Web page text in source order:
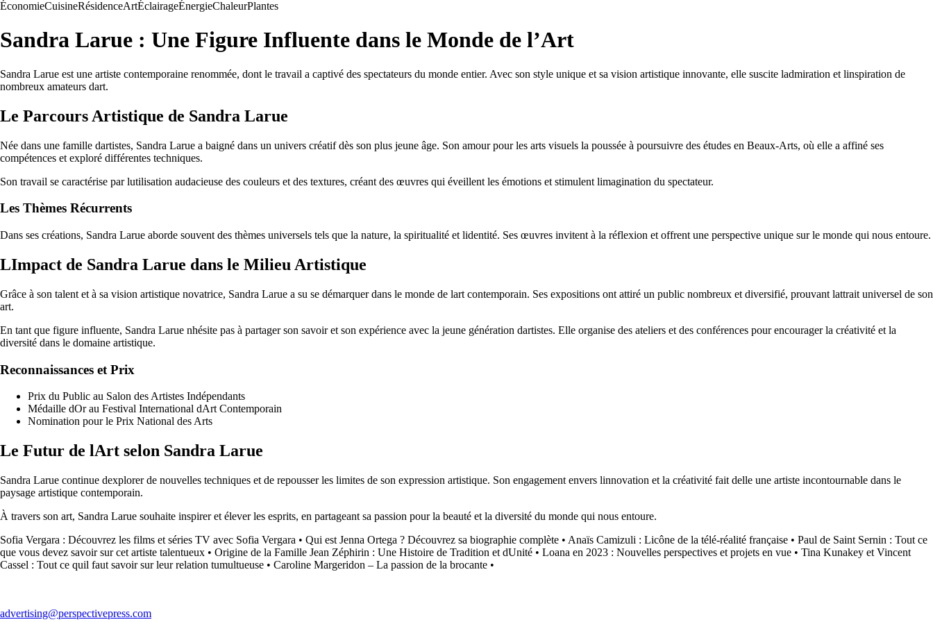
ÉconomieCuisineRésidenceArtÉclairageÉnergieChaleurPlantes
Sandra Larue : Une Figure Influente dans le Monde de l’Art
Sandra Larue est une artiste contemporaine renommée, dont le travail a captivé des spectateurs du monde entier. Avec son style unique et sa vision artistique innovante, elle suscite ladmiration et linspiration de
nombreux amateurs dart.
Le Parcours Artistique de Sandra Larue
Née dans une famille dartistes, Sandra Larue a baigné dans un univers créatif dès son plus jeune âge. Son amour pour les arts visuels la poussée à poursuivre des études en Beaux-Arts, où elle a affiné ses
compétences et exploré différentes techniques.
Son travail se caractérise par lutilisation audacieuse des couleurs et des textures, créant des œuvres qui éveillent les émotions et stimulent limagination du spectateur.
Les Thèmes Récurrents
Dans ses créations, Sandra Larue aborde souvent des thèmes universels tels que la nature, la spiritualité et lidentité. Ses œuvres invitent à la réflexion et offrent une perspective unique sur le monde qui nous entoure.
LImpact de Sandra Larue dans le Milieu Artistique
Grâce à son talent et à sa vision artistique novatrice, Sandra Larue a su se démarquer dans le monde de lart contemporain. Ses expositions ont attiré un public nombreux et diversifié, prouvant lattrait universel de son
art.
En tant que figure influente, Sandra Larue nhésite pas à partager son savoir et son expérience avec la jeune génération dartistes. Elle organise des ateliers et des conférences pour encourager la créativité et la
diversité dans le domaine artistique.
Reconnaissances et Prix
Prix du Public au Salon des Artistes Indépendants
Médaille dOr au Festival International dArt Contemporain
Nomination pour le Prix National des Arts
Le Futur de lArt selon Sandra Larue
Sandra Larue continue dexplorer de nouvelles techniques et de repousser les limites de son expression artistique. Son engagement envers linnovation et la créativité fait delle une artiste incontournable dans le
paysage artistique contemporain.
À travers son art, Sandra Larue souhaite inspirer et élever les esprits, en partageant sa passion pour la beauté et la diversité du monde qui nous entoure.
Sofia Vergara : Découvrez les films et séries TV avec Sofia Vergara • Qui est Jenna Ortega ? Découvrez sa biographie complète • Anaïs Camizuli : Licône de la télé-réalité française • Paul de Saint Sernin : Tout ce
que vous devez savoir sur cet artiste talentueux • Origine de la Famille Jean Zéphirin : Une Histoire de Tradition et dUnité • Loana en 2023 : Nouvelles perspectives et projets en vue • Tina Kunakey et Vincent
Cassel : Tout ce quil faut savoir sur leur relation tumultueuse • Caroline Margeridon – La passion de la brocante •
advertising@perspectivepress.com